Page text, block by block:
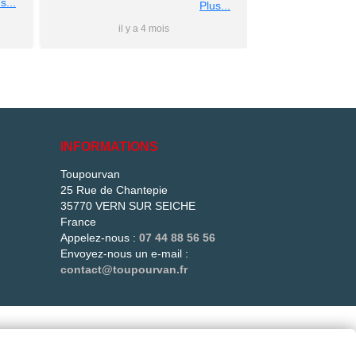
!
conseils personnalise et prix
super competitif A recommander
Plus...
il y a 4 mois
INFORMATIONS
Toupourvan
25 Rue de Chantepie
35770 VERN SUR SEICHE
France
Appelez-nous : 07 44 88 56 56
Envoyez-nous un e-mail :
contact@toupourvan.fr